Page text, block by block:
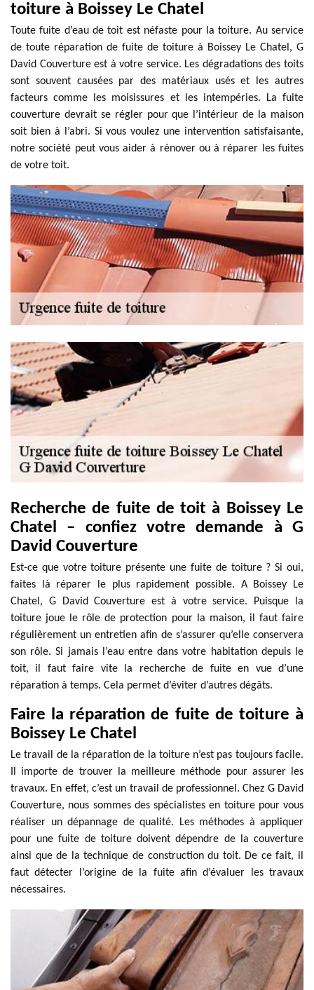
toiture à Boissey Le Chatel
Toute fuite d’eau de toit est néfaste pour la toiture. Au service
de toute réparation de fuite de toiture à Boissey Le Chatel, G
David Couverture est à votre service. Les dégradations des toits
sont souvent causées par des matériaux usés et les autres
facteurs comme les moisissures et les intempéries. La fuite
couverture devrait se régler pour que l’intérieur de la maison
soit bien à l’abri. Si vous voulez une intervention satisfaisante,
notre société peut vous aider à rénover ou à réparer les fuites
de votre toit.
Recherche de fuite de toit à Boissey Le
Chatel – confiez votre demande à G
David Couverture
Est-ce que votre toiture présente une fuite de toiture ? Si oui,
faites là réparer le plus rapidement possible. A Boissey Le
Chatel, G David Couverture est à votre service. Puisque la
toiture joue le rôle de protection pour la maison, il faut faire
régulièrement un entretien afin de s’assurer qu’elle conservera
son rôle. Si jamais l’eau entre dans votre habitation depuis le
toit, il faut faire vite la recherche de fuite en vue d’une
réparation à temps. Cela permet d’éviter d’autres dégâts.
Faire la réparation de fuite de toiture à
Boissey Le Chatel
Le travail de la réparation de la toiture n’est pas toujours facile.
Il importe de trouver la meilleure méthode pour assurer les
travaux. En effet, c’est un travail de professionnel. Chez G David
Couverture, nous sommes des spécialistes en toiture pour vous
réaliser un dépannage de qualité. Les méthodes à appliquer
pour une fuite de toiture doivent dépendre de la couverture
ainsi que de la technique de construction du toit. De ce fait, il
faut détecter l’origine de la fuite afin d’évaluer les travaux
nécessaires.